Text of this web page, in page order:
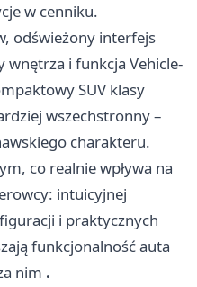
w cenniku.
odświeżony interfejs
i funkcja Vehicle-
SUV klasy
wszechstronny –
charakteru.
co realnie wpływa na
intuicyjnej
i praktycznych
funkcjonalność auta
nim .